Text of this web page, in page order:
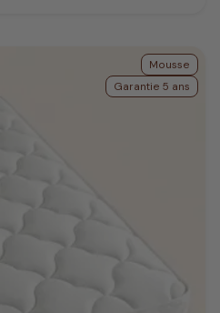
Mousse
Garantie 5 ans